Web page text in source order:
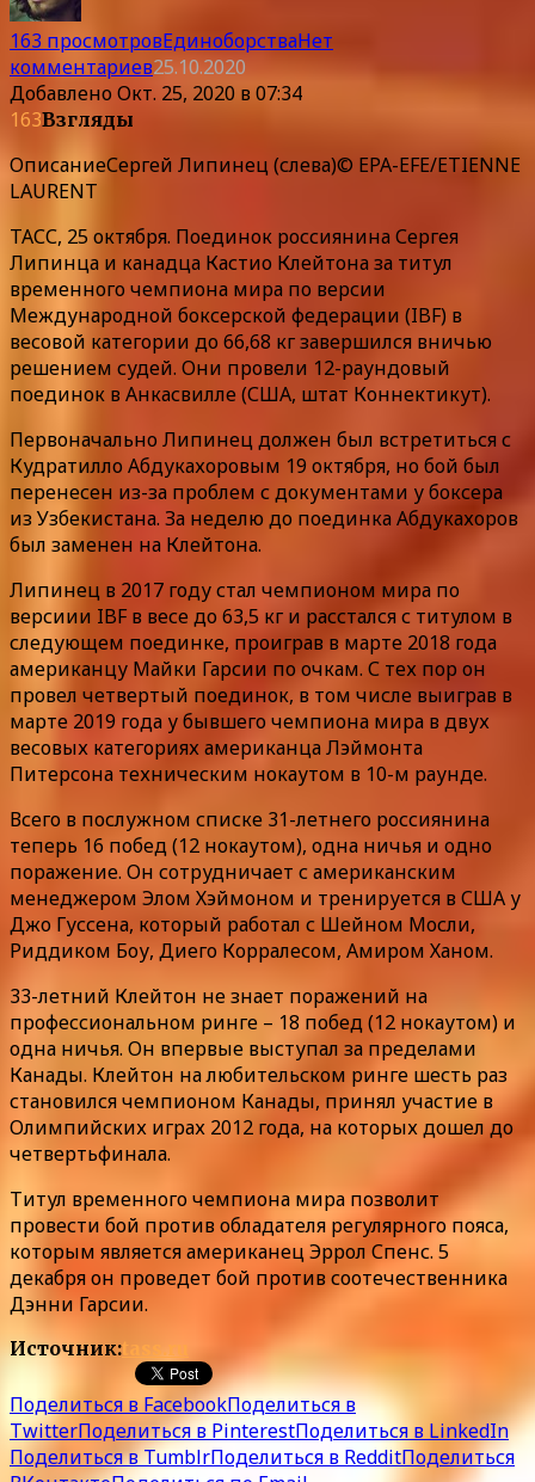
163 просмотровЕдиноборстваНет
комментариев25.10.2020
ДобавленоОкт. 25, 2020 в 07:34
163Взгляды
ОписаниеСергей Липинец (слева)© EPA-EFE/ETIENNE
LAURENT
ТАСС, 25 октября. Поединок россиянина Сергея
Липинца и канадца Кастио Клейтона за титул
временного чемпиона мира по версии
Международной боксерской федерации (IBF) в
весовой категории до 66,68 кг завершился вничью
решением судей. Они провели 12-раундовый
поединок в Анкасвилле (США, штат Коннектикут).
Первоначально Липинец должен был встретиться с
Кудратилло Абдукахоровым 19 октября, но бой был
перенесен из-за проблем с документами у боксера
из Узбекистана. За неделю до поединка Абдукахоров
был заменен на Клейтона.
Липинец в 2017 году стал чемпионом мира по
версиии IBF в весе до 63,5 кг и расстался с титулом в
следующем поединке, проиграв в марте 2018 года
американцу Майки Гарсии по очкам. С тех пор он
провел четвертый поединок, в том числе выиграв в
марте 2019 года у бывшего чемпиона мира в двух
весовых категориях американца Лэймонта
Питерсона техническим нокаутом в 10-м раунде.
Всего в послужном списке 31-летнего россиянина
теперь 16 побед (12 нокаутом), одна ничья и одно
поражение. Он сотрудничает с американским
менеджером Элом Хэймоном и тренируется в США у
Джо Гуссена, который работал с Шейном Мосли,
Риддиком Боу, Диего Корралесом, Амиром Ханом.
33-летний Клейтон не знает поражений на
профессиональном ринге – 18 побед (12 нокаутом) и
одна ничья. Он впервые выступал за пределами
Канады. Клейтон на любительском ринге шесть раз
становился чемпионом Канады, принял участие в
Олимпийских играх 2012 года, на которых дошел до
четвертьфинала.
Титул временного чемпиона мира позволит
провести бой против обладателя регулярного пояса,
которым является американец Эррол Спенс. 5
декабря он проведет бой против соотечественника
Дэнни Гарсии.
Источник:
Поделиться в FacebookПоделиться в
TwitterПоделиться в PinterestПоделиться в LinkedIn
Поделиться в TumblrПоделиться в RedditПоделиться